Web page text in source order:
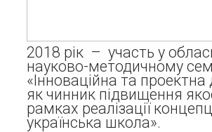
2018 рік – участь у
науково-методичному
«Інноваційна та проектна
як чинник підвищення
рамках реалізації
українська школа».